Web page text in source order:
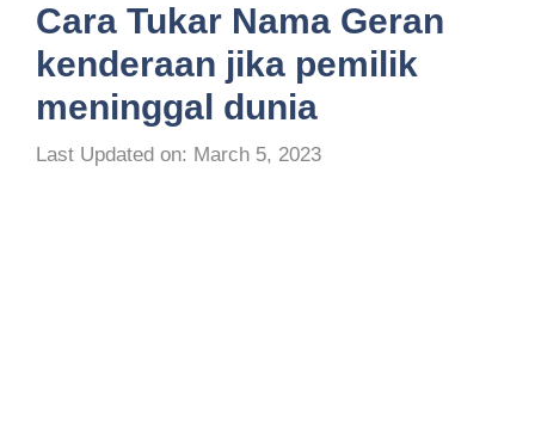
Cara Tukar Nama Geran
kenderaan jika pemilik
meninggal dunia
Last Updated on: March 5, 2023